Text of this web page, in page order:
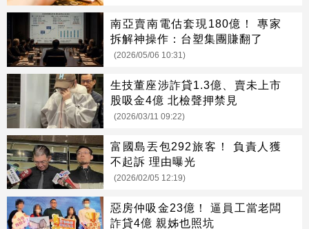
南亞賣南電估套現180億！ 專家
拆解神操作：台塑集團賺翻了
(2026/05/06 10:31)
生技董座涉詐貸1.3億、賣未上市
股吸金4億 北檢聲押禁見
(2026/03/11 09:22)
富國島丟包292旅客！ 負責人獲
不起訴 理由曝光
(2026/02/05 12:19)
惡房仲吸金23億！ 逼員工當老闆
詐貸4億 親姊也照坑